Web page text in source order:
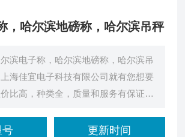
，哈尔滨地磅称，哈尔滨吊秤
滨电子称，哈尔滨地磅称，哈尔滨吊
海佳宜电子科技有限公司就有您想要
比高，种类全，质量和服务有保证，
号 更新时间